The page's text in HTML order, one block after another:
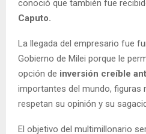
conoció que también fue
Caputo.
La llegada del empresario fue
Gobierno de Milei porque le
opción de inversión creíble
importantes del mundo, figuras
respetan su opinión y su
El objetivo del multimillonario